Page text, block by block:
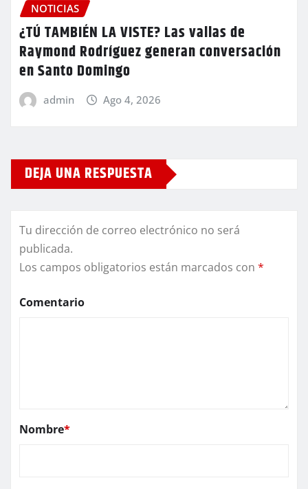
NOTICIAS
¿TÚ TAMBIÉN LA VISTE? Las vallas de
Raymond Rodríguez generan conversación
en Santo Domingo
admin Ago 4, 2026
DEJA UNA RESPUESTA
Tu dirección de correo electrónico no será
publicada.
Los campos obligatorios están marcados con *
Comentario
Nombre*